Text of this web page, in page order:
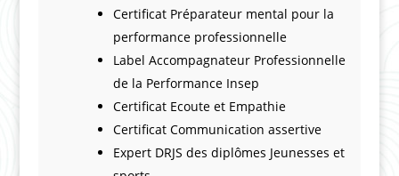
Certificat Préparateur mental pour la
performance professionnelle
Label Accompagnateur Professionnelle
de la Performance Insep
Certificat Ecoute et Empathie
Certificat Communication assertive
Expert DRJS des diplômes Jeunesses et